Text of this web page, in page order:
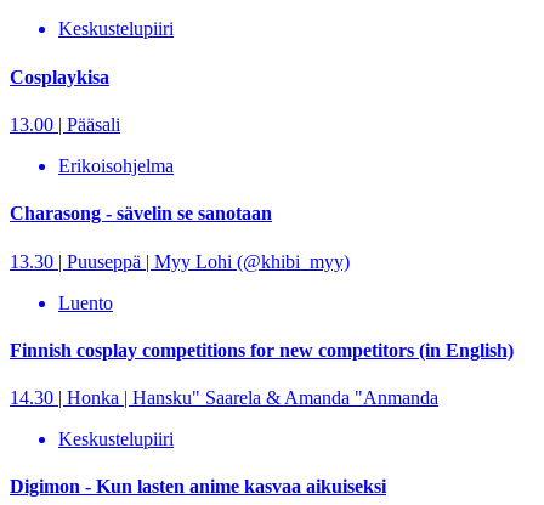
Keskustelupiiri
Cosplaykisa
13.00 | Pääsali
Erikoisohjelma
Charasong - sävelin se sanotaan
13.30 | Puuseppä | Myy Lohi (@khibi_myy)
Luento
Finnish cosplay competitions for new competitors (in English)
14.30 | Honka | Hansku" Saarela & Amanda "Anmanda
Keskustelupiiri
Digimon - Kun lasten anime kasvaa aikuiseksi